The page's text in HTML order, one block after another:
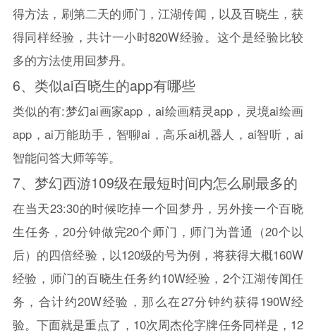
得方法，刷第二天的师门，江湖传闻，以及百晓生，获
得同样经验，共计一小时820W经验。这个是经验比较
多的方法使用回梦丹。
6、 类似ai百晓生的app有哪些
类似的有:梦幻ai画家app，ai绘画精灵app，灵境ai绘画
app，ai万能助手，智聊ai，高乐ai机器人，ai智听，ai
智能问答大师等等。
7、 梦幻西游109级在最短时间内怎么刷最多的
在当天23:30的时候吃掉一个回梦丹，另外接一个百晓
生任务，20分钟做完20个师门，师门为普通（20个以
后）的四倍经验，以120级的号为例，将获得大概160W
经验，师门的百晓生任务约10W经验，2个江湖传闻任
务，合计约20W经验，那么在27分钟约获得190W经
验。下面就是重点了，10次周杰伦字牌任务同样是，12